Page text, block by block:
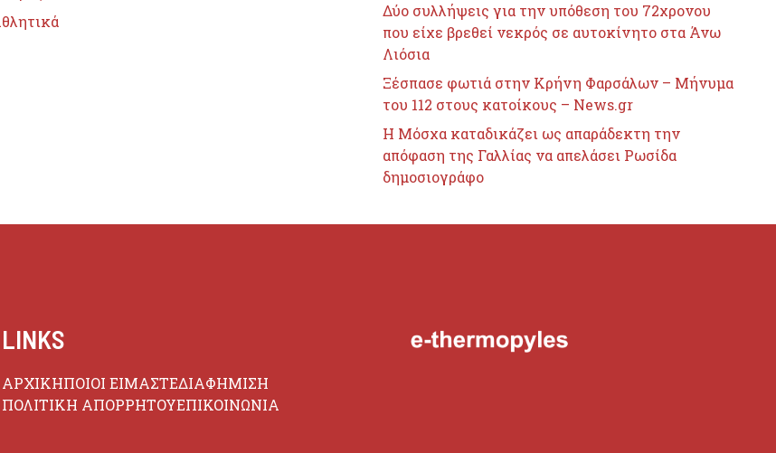
Δύο συλλήψεις για την υπόθεση του 72χρονου
που είχε βρεθεί νεκρός σε αυτοκίνητο στα Άνω
Λιόσια
Ξέσπασε φωτιά στην Κρήνη Φαρσάλων – Μήνυμα
του 112 στους κατοίκους – News.gr
Η Μόσχα καταδικάζει ως απαράδεκτη την
απόφαση της Γαλλίας να απελάσει Ρωσίδα
δημοσιογράφο
LINKS
ΑΡΧΙΚΗΠΟΙΟΙ ΕΙΜΑΣΤΕΔΙΑΦΗΜΙΣΗ
ΠΟΛΙΤΙΚΗ ΑΠΟΡΡΗΤΟΥΕΠΙΚΟΙΝΩΝΙΑ